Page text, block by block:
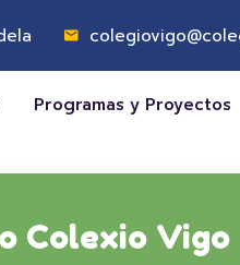
Programas y Proyectos
Colexio Vigo